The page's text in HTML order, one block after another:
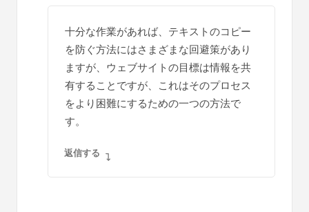
十分な作業があれば、テキストのコピー
を防ぐ方法にはさまざまな回避策があり
ますが、ウェブサイトの目標は情報を共
有することですが、これはそのプロセス
をより困難にするための一つの方法で
す。
返信する